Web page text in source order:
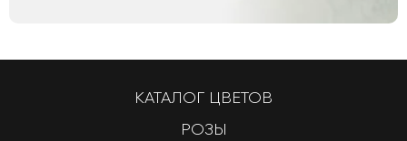
КАТАЛОГ ЦВЕТОВ
РОЗЫ